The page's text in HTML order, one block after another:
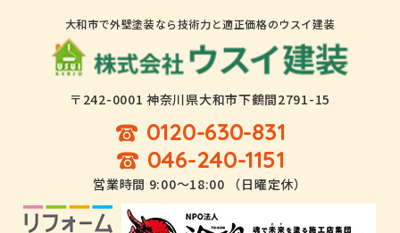
大和市で外壁塗装なら技術力と適正価格のウスイ建装
〒242-0001 神奈川県大和市下鶴間2791-15
0120-630-831
046-240-1151
営業時間 9:00～18:00 （日曜定休）